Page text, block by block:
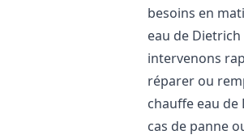
besoins en
eau de Dietrich
intervenons
réparer ou
chauffe eau de
cas de panne